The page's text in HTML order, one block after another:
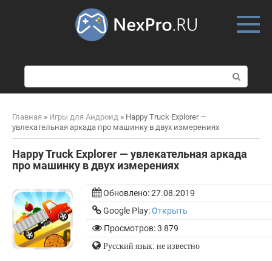
о
и
к
Главная » Игры для Андроид » Happy Truck Explorer —
увлекательная аркада про машинку в двух измерениях
Happy Truck Explorer — увлекательная аркада
про машинку в двух измерениях
Обновлено:27.08.2019
Google Play:Открыть
Просмотров: 3 879
Русский язык: не известно